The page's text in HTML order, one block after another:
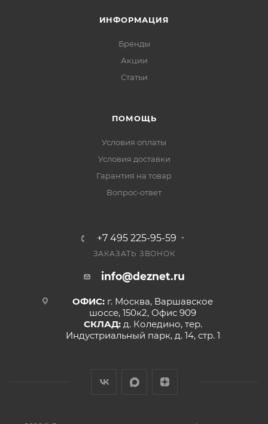
ИНФОРМАЦИЯ
Бренды
Акции
Статьи
ПОМОЩЬ
Условия оплаты
Условия доставки
Гарантия на товар
Вопрос-ответ
+7 495 225-95-59
ЗАКАЗАТЬ ЗВОНОК
info@deznet.ru
ОФИС: г. Москва, Варшавское
шоссе, 150к2, Офис 909
СКЛАД: д. Коледино, тер.
Индустриальный парк, д. 14, стр. 1